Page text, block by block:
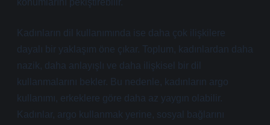
konumlarını pekiştirebilir.
Kadınların dil kullanımında ise daha çok ilişkilere
dayalı bir yaklaşım öne çıkar. Toplum, kadınlardan daha
nazik, daha anlayışlı ve daha ilişkisel bir dil
kullanmalarını bekler. Bu nedenle, kadınların argo
kullanımı, erkeklere göre daha az yaygın olabilir.
Kadınlar, argo kullanmak yerine, sosyal bağlarını